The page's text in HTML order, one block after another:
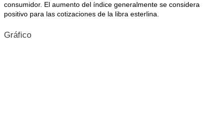
consumidor. El aumento del índice generalmente se considera
positivo para las cotizaciones de la libra esterlina.
Gráfico